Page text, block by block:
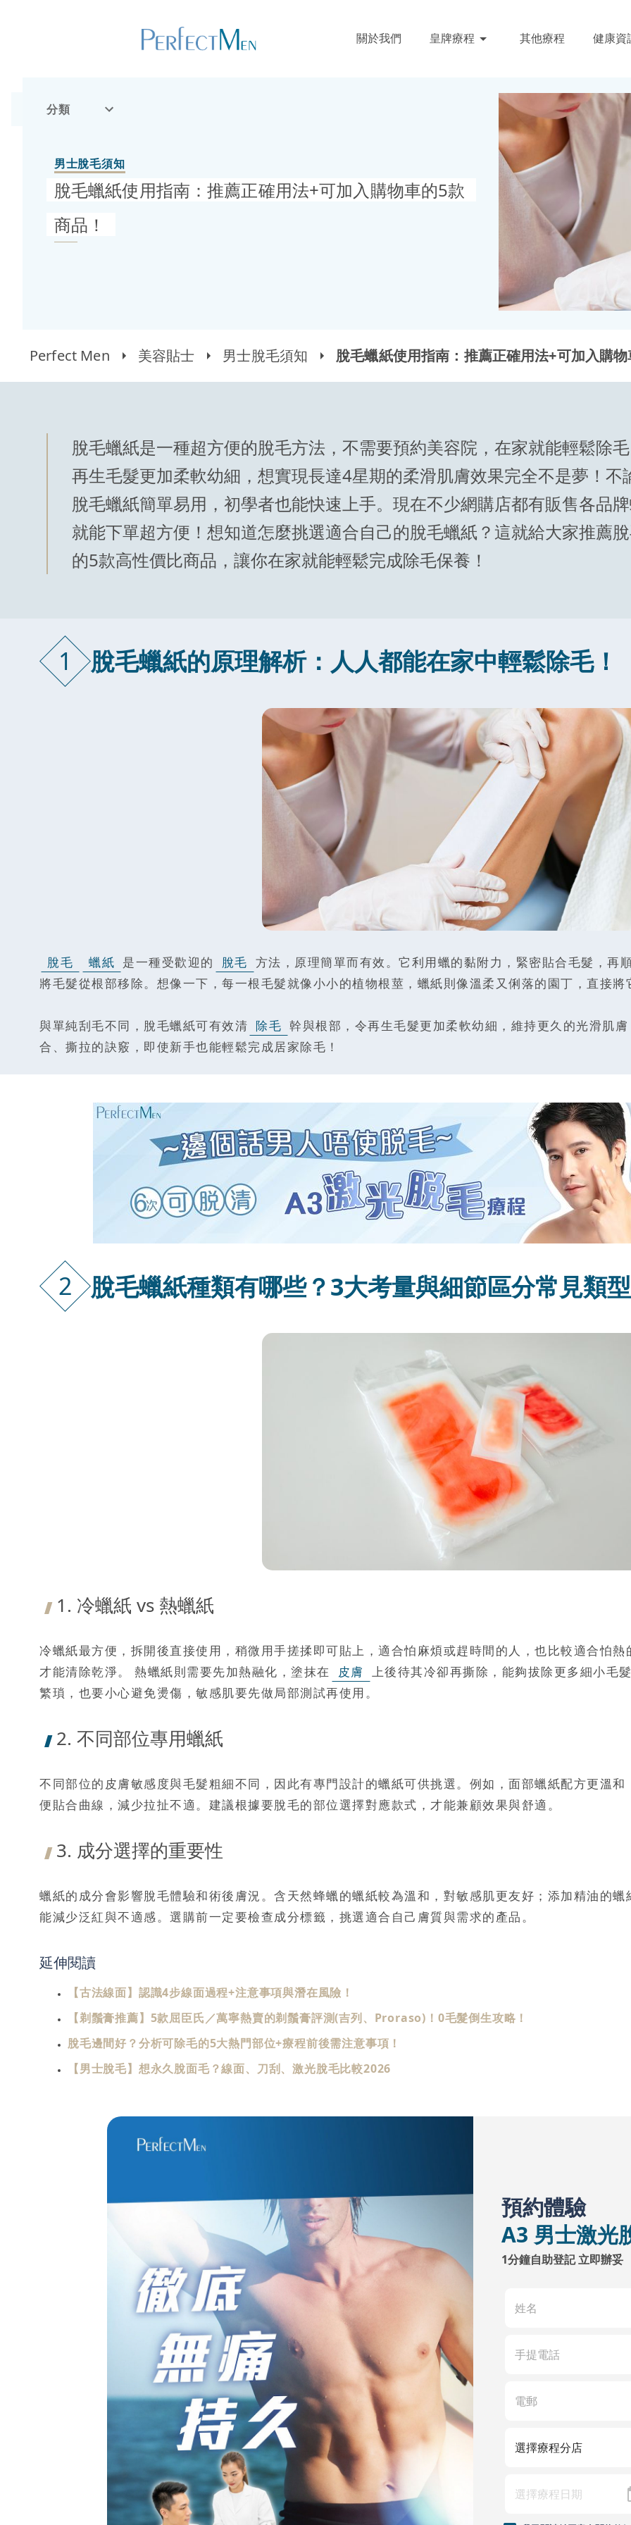
分類
關於我們 皇牌療程 其他療程 健康資
男士脫毛須知
脫毛蠟紙使用指南：推薦正確用法+可加入購物車的5款
商品！
Perfect Men 美容貼士 男士脫毛須知 脫毛蠟紙使用指南：推薦正確用法+可加入購
脫毛蠟紙是一種超方便的脫毛方法，不需要預約美容院，在家就能輕鬆除
再生毛髮更加柔軟幼細，想實現長達4星期的柔滑肌膚效果完全不是夢！
脫毛蠟紙簡單易用，初學者也能快速上手。現在不少網購店都有販售各品
就能下單超方便！想知道怎麼挑選適合自己的脫毛蠟紙？這就給大家推薦
的5款高性價比商品，讓你在家就能輕鬆完成除毛保養！
1 脫毛蠟紙的原理解析：人人都能在家中輕鬆除毛！
脫毛 蠟紙 是一種受歡迎的 脫毛 方法，原理簡單而有效。它利用蠟的黏附力，緊密貼合毛髮，再
將毛髮從根部移除。想像一下，每一根毛髮就像小小的植物根莖，蠟紙則像溫柔又俐落的園丁，直接將
與單純刮毛不同，脫毛蠟紙可有效清 除毛 幹與根部，令再生毛髮更加柔軟幼細，維持更久的光滑肌
合、撕拉的訣竅，即使新手也能輕鬆完成居家除毛！
2 脫毛蠟紙種類有哪些？3大考量與細節區分常見類
1. 冷蠟紙 vs 熱蠟紙
冷蠟紙最方便，拆開後直接使用，稍微用手搓揉即可貼上，適合怕麻煩或趕時間的人，也比較適合怕
才能清除乾淨。 熱蠟紙則需要先加熱融化，塗抹在
皮膚
上後待其冷卻再撕除，能夠拔除更多細小毛
繁瑣，也要小心避免燙傷，敏感肌要先做局部測試再使用。
2. 不同部位專用蠟紙
不同部位的皮膚敏感度與毛髮粗細不同，因此有專門設計的蠟紙可供挑選。例如，面部蠟紙配方更溫
便貼合曲線，減少拉扯不適。建議根據要脫毛的部位選擇對應款式，才能兼顧效果與舒適。
3. 成分選擇的重要性
蠟紙的成分會影響脫毛體驗和術後膚況。含天然蜂蠟的蠟紙較為溫和，對敏感肌更友好；添加精油的
能減少泛紅與不適感。選購前一定要檢查成分標籤，挑選適合自己膚質與需求的產品。
延伸閱讀
【古法線面】認識4步線面過程+注意事項與潛在風險！
【剃鬚膏推薦】5款屈臣氏／萬寧熱賣的剃鬚膏評測(吉列、Proraso)！0毛髮倒生攻略！
脫毛邊間好？分析可除毛的5大熱門部位+療程前後需注意事項！
【男士脫毛】想永久脫面毛？線面、刀刮、激光脫毛比較2026
預約體驗
A3 男士激光
1分鐘自助登記 立即辦妥